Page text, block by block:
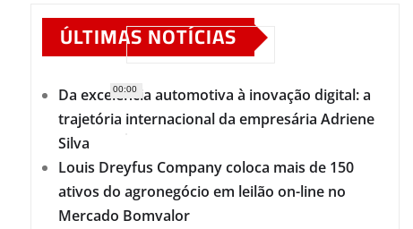
00:00
ÚLTIMAS NOTÍCIAS
Da excelência automotiva à inovação digital: a
trajetória internacional da empresária Adriene
Silva
Louis Dreyfus Company coloca mais de 150
ativos do agronegócio em leilão on-line no
Mercado Bomvalor